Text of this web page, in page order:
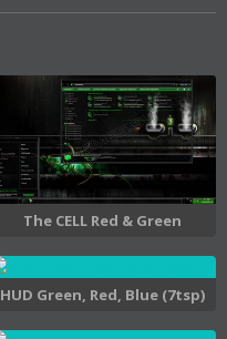
The CELL Red & Green
HUD Green, Red, Blue (7tsp)